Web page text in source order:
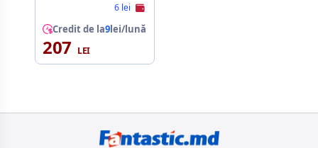
6 lei
Credit de la9lei/lună
207